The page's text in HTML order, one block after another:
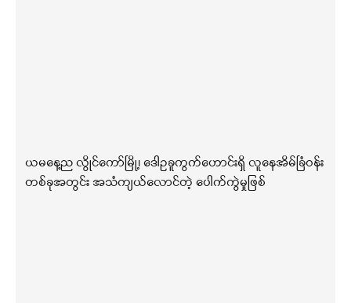
ယမနေ့ည လွိုင်ကော်မြို့၊ ဒေါဥခူကွက်ဟောင်းရှိ လူနေအိမ်ခြံဝန်း
တစ်ခုအတွင်း အသံကျယ်လောင်တဲ့ ပေါက်ကွဲမှုဖြစ်